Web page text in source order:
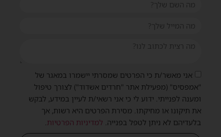
אני מאשר/ת כי הפרטים שמסרתי יישמרו במאגר של
"אמפסיס" (מפעילת אתר "חרדים אשדוד") לצורך טיפול
ומענה לפנייתי. ידוע לי כי אני רשאי/ת לעיין במידע, לבקש
את תיקונו או מחיקתו. מסירת הפרטים היא רשות, אך
בלעדיהם לא ניתן לטפל בפנייה.למדיניות הפרטיות.